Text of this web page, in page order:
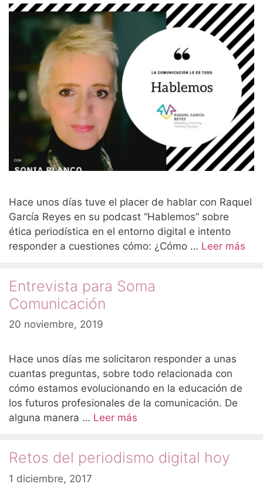
Hace unos días tuve el placer de hablar con Raquel
García Reyes en su podcast “Hablemos” sobre
ética periodística en el entorno digital e intento
responder a cuestiones cómo: ¿Cómo … Leer más
Entrevista para Soma
Comunicación
20 noviembre, 2019
Hace unos días me solicitaron responder a unas
cuantas preguntas, sobre todo relacionada con
cómo estamos evolucionando en la educación de
los futuros profesionales de la comunicación. De
alguna manera … Leer más
Retos del periodismo digital hoy
1 diciembre, 2017